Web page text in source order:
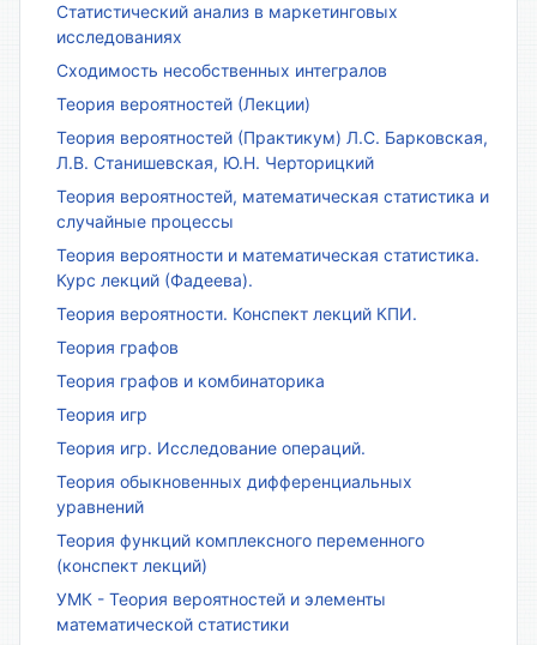
Статистический анализ в маркетинговых
исследованиях
Сходимость несобственных интегралов
Теория вероятностей (Лекции)
Теория вероятностей (Практикум) Л.С. Барковская,
Л.В. Станишевская, Ю.Н. Черторицкий
Теория вероятностей, математическая статистика и
случайные процессы
Теория вероятности и математическая статистика.
Курс лекций (Фадеева).
Теория вероятности. Конспект лекций КПИ.
Теория графов
Теория графов и комбинаторика
Теория игр
Теория игр. Исследование операций.
Теория обыкновенных дифференциальных
уравнений
Теория функций комплексного переменного
(конспект лекций)
УМК - Теория вероятностей и элементы
математической статистики